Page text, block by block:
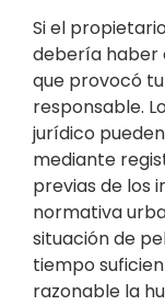
Si el
debería haber
que provocó
responsable.
jurídico
mediante
previas de los
normativa
situación de
tiempo
razonable la